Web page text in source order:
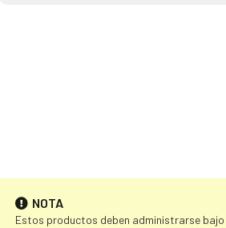
NOTA
Estos productos deben administrarse